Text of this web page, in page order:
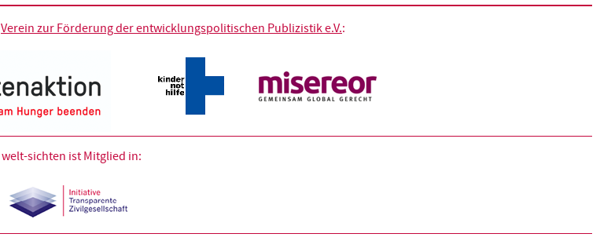
Verein zur Förderung der entwicklungspolitischen Publizistik e.V.:
welt-sichten ist Mitglied in: